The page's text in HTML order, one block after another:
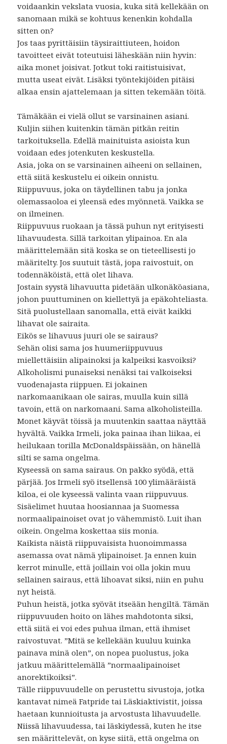
voidaankin vekslata vuosia, kuka sitä kellekään on
sanomaan mikä se kohtuus kenenkin kohdalla
sitten on?
Jos taas pyrittäisiin täysiraittiuteen, hoidon
tavoitteet eivät toteutuisi läheskään niin hyvin:
aika monet joisivat. Jotkut toki raitistuisivat,
mutta useat eivät. Lisäksi työntekijöiden pitäisi
alkaa ensin ajattelemaan ja sitten tekemään töitä.
Tämäkään ei vielä ollut se varsinainen asiani.
Kuljin siihen kuitenkin tämän pitkän reitin
tarkoituksella. Edellä mainituista asioista kun
voidaan edes jotenkuten keskustella.
Asia, joka on se varsinainen aiheeni on sellainen,
että siitä keskustelu ei oikein onnistu.
Riippuvuus, joka on täydellinen tabu ja jonka
olemassaoloa ei yleensä edes myönnetä. Vaikka se
on ilmeinen.
Riippuvuus ruokaan ja tässä puhun nyt erityisesti
lihavuudesta. Sillä tarkoitan ylipainoa. En ala
määrittelemään sitä koska se on tieteellisesti jo
määritelty. Jos suutuit tästä, jopa raivostuit, on
todennäköistä, että olet lihava.
Jostain syystä lihavuutta pidetään ulkonäköasiana,
johon puuttuminen on kiellettyä ja epäkohteliasta.
Sitä puolustellaan sanomalla, että eivät kaikki
lihavat ole sairaita.
Eikös se lihavuus juuri ole se sairaus?
Sehän olisi sama jos huumeriippuvuus
miellettäisiin alipainoksi ja kalpeiksi kasvoiksi?
Alkoholismi punaiseksi nenäksi tai valkoiseksi
vuodenajasta riippuen. Ei jokainen
narkomaanikaan ole sairas, muulla kuin sillä
tavoin, että on narkomaani. Sama alkoholisteilla.
Monet käyvät töissä ja muutenkin saattaa näyttää
hyvältä. Vaikka Irmeli, joka painaa ihan liikaa, ei
heilukaan torilla McDonaldspäissään, on hänellä
silti se sama ongelma.
Kyseessä on sama sairaus. On pakko syödä, että
pärjää. Jos Irmeli syö itsellensä 100 ylimääräistä
kiloa, ei ole kyseessä valinta vaan riippuvuus.
Sisäelimet huutaa hoosiannaa ja Suomessa
normaalipainoiset ovat jo vähemmistö. Luit ihan
oikein. Ongelma koskettaa siis monia.
Kaikista näistä riippuvaisista huonoimmassa
asemassa ovat nämä ylipainoiset. Ja ennen kuin
kerrot minulle, että joillain voi olla jokin muu
sellainen sairaus, että lihoavat siksi, niin en puhu
nyt heistä.
Puhun heistä, jotka syövät itseään hengiltä. Tämän
riippuvuuden hoito on lähes mahdotonta siksi,
että siitä ei voi edes puhua ilman, että ihmiset
raivostuvat. ”Mitä se kellekään kuuluu kuinka
painava minä olen”, on nopea puolustus, joka
jatkuu määrittelemällä ”normaalipainoiset
anorektikoiksi”.
Tälle riippuvuudelle on perustettu sivustoja, jotka
kantavat nimeä Fatpride tai Läskiaktivistit, joissa
haetaan kunnioitusta ja arvostusta lihavuudelle.
Niissä lihavuudessa, tai läskiydessä, kuten he itse
sen määrittelevät, on kyse siitä, että ongelma on